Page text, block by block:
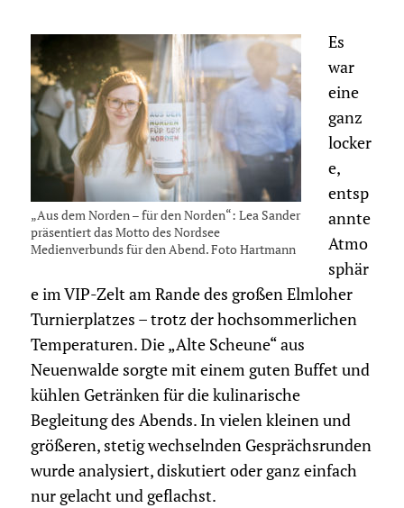
„Aus dem Norden – für den Norden“: Lea Sander
präsentiert das Motto des Nordsee
Medienverbunds für den Abend. Foto Hartmann
Es
war
eine
ganz
locker
e,
entsp
annte
Atmo
sphär
e im VIP-Zelt am Rande des großen Elmloher
Turnierplatzes – trotz der hochsommerlichen
Temperaturen. Die „Alte Scheune“ aus
Neuenwalde sorgte mit einem guten Buffet und
kühlen Getränken für die kulinarische
Begleitung des Abends. In vielen kleinen und
größeren, stetig wechselnden Gesprächsrunden
wurde analysiert, diskutiert oder ganz einfach
nur gelacht und geflachst.